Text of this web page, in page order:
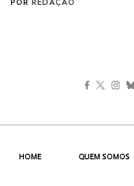
HOME QUEM SOMOS